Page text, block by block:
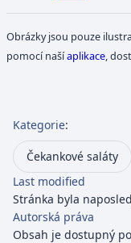
Obrázky jsou pouze
pomocí našíaplikace,
Kategorie:
Čekankové saláty
Last modified
Stránka byla
Autorská práva
Obsah je dostupný